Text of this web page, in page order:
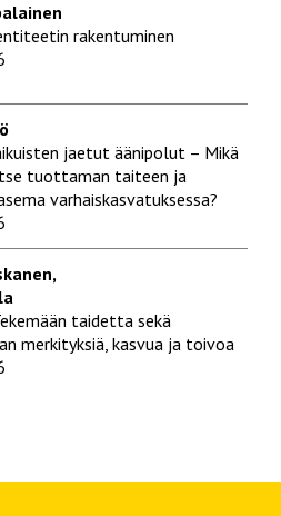
rakentuminen
jaetut äänipolut – Mikä
tuottaman taiteen ja
varhaiskasvatuksessa?
taidetta sekä
merkityksiä, kasvua ja toivoa